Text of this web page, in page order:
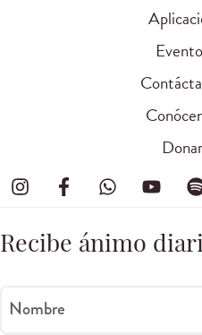
Donar
Recibe ánimo
Nombre